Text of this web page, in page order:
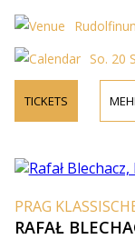
So. 20
TICKETS
PRAG
RAFAŁ